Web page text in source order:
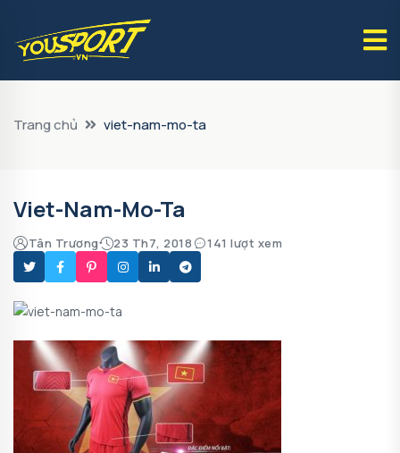
Trang chủ viet-nam-mo-ta
Viet-Nam-Mo-Ta
Tân Trương 23 Th7, 2018 141 lượt xem